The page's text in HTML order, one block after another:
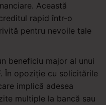
Această
rapid într-o
pentru nevoile tale
beneficiu major al unui
În opoziție cu solicitările
implică adesea
multiple la bancă sau